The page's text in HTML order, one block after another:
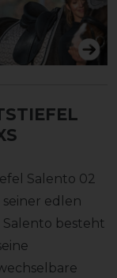
Salento 02
edlen
Salento besteht